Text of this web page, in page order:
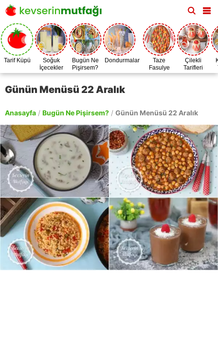
Tarif Küpü
Soğuk
İçecekler
Bugün Ne
Pişirsem?
Dondurmalar
Taze
Fasulye
Zamanı
Çilekli
Tarifleri
Günün Menüsü 22 Aralık
Anasayfa / Bugün Ne Pişirsem? / Günün Menüsü 22 Aralık